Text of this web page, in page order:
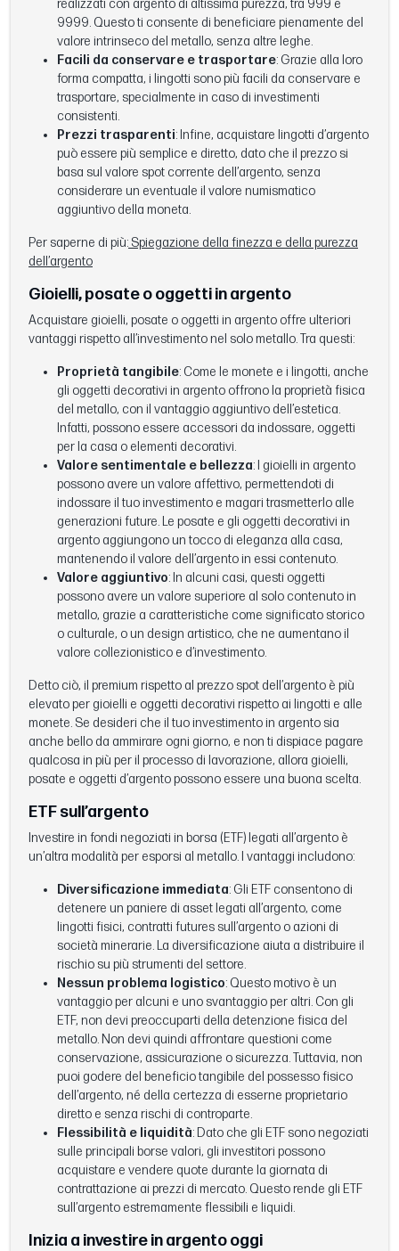
realizzati con argento di altissima purezza, tra 999 e
9999. Questo ti consente di beneficiare pienamente del
valore intrinseco del metallo, senza altre leghe.
Facili da conservare e trasportare: Grazie alla loro
forma compatta, i lingotti sono più facili da conservare e
trasportare, specialmente in caso di investimenti
consistenti.
Prezzi trasparenti: Infine, acquistare lingotti d’argento
può essere più semplice e diretto, dato che il prezzo si
basa sul valore spot corrente dell’argento, senza
considerare un eventuale il valore numismatico
aggiuntivo della moneta.
Per saperne di più: Spiegazione della finezza e della purezza
dell’argento
Gioielli, posate o oggetti in argento
Acquistare gioielli, posate o oggetti in argento offre ulteriori
vantaggi rispetto all’investimento nel solo metallo. Tra questi:
Proprietà tangibile: Come le monete e i lingotti, anche
gli oggetti decorativi in argento offrono la proprietà fisica
del metallo, con il vantaggio aggiuntivo dell’estetica.
Infatti, possono essere accessori da indossare, oggetti
per la casa o elementi decorativi.
Valore sentimentale e bellezza: I gioielli in argento
possono avere un valore affettivo, permettendoti di
indossare il tuo investimento e magari trasmetterlo alle
generazioni future. Le posate e gli oggetti decorativi in
argento aggiungono un tocco di eleganza alla casa,
mantenendo il valore dell’argento in essi contenuto.
Valore aggiuntivo: In alcuni casi, questi oggetti
possono avere un valore superiore al solo contenuto in
metallo, grazie a caratteristiche come significato storico
o culturale, o un design artistico, che ne aumentano il
valore collezionistico e d’investimento.
Detto ciò, il premium rispetto al prezzo spot dell’argento è più
elevato per gioielli e oggetti decorativi rispetto ai lingotti e alle
monete. Se desideri che il tuo investimento in argento sia
anche bello da ammirare ogni giorno, e non ti dispiace pagare
qualcosa in più per il processo di lavorazione, allora gioielli,
posate e oggetti d’argento possono essere una buona scelta.
ETF sull’argento
Investire in fondi negoziati in borsa (ETF) legati all’argento è
un’altra modalità per esporsi al metallo. I vantaggi includono:
Diversificazione immediata: Gli ETF consentono di
detenere un paniere di asset legati all’argento, come
lingotti fisici, contratti futures sull’argento o azioni di
società minerarie. La diversificazione aiuta a distribuire il
rischio su più strumenti del settore.
Nessun problema logistico: Questo motivo è un
vantaggio per alcuni e uno svantaggio per altri. Con gli
ETF, non devi preoccuparti della detenzione fisica del
metallo. Non devi quindi affrontare questioni come
conservazione, assicurazione o sicurezza. Tuttavia, non
puoi godere del beneficio tangibile del possesso fisico
dell’argento, né della certezza di esserne proprietario
diretto e senza rischi di controparte.
Flessibilità e liquidità: Dato che gli ETF sono negoziati
sulle principali borse valori, gli investitori possono
acquistare e vendere quote durante la giornata di
contrattazione ai prezzi di mercato. Questo rende gli ETF
sull’argento estremamente flessibili e liquidi.
Inizia a investire in argento oggi